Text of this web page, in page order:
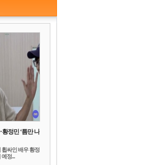
정민 ‘틈만 나
싸인 배우 황정
정...